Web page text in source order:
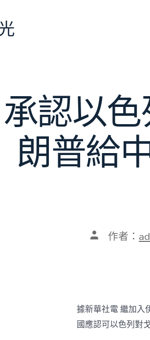
承認以色
朗普給
文 作者：
據新華社電 繼加入
國應認可以色列對